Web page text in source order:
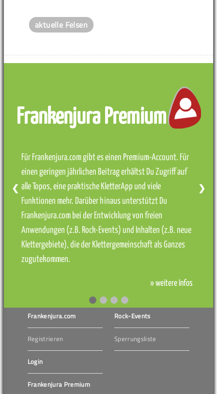
aktuelle Felsen
Frankenjura Premium
Für Frankenjura.com gibt es einen Premium-Account. Für
einen geringen jährlichen Beitrag erhältst Du Zugriff auf
alle Topos, eine praktische KletterApp und viele
Funktionen mehr. Darüber hinaus unterstützt Du
Frankenjura.com bei der Entwicklung von freien
Anwendungen (z.B. Rock-Events) und Inhalten (z.B. neue
Klettergebiete), die der Klettergemeinschaft als Ganzes
zugutekommen.
» weitere Infos
❮ ❯
Frankenjura.com
Registrieren
Login
Frankenjura Premium
Rock-Events
Sperrungsliste